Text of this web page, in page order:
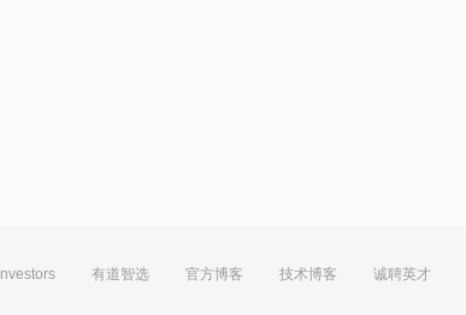
Investors 有道智选 官方博客 技术博客 诚聘英才